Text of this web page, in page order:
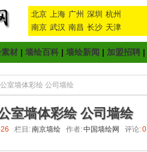
北京 上海 广州 深圳 杭州
南京 武汉 南昌 长沙 天津
材 | 墙绘百科 | 墙绘新闻 | 加盟招聘 |
室墙体彩绘 公司墙绘
室墙体彩绘 公司墙绘
栏目:南京墙绘 作者:中国墙绘网 评论:0